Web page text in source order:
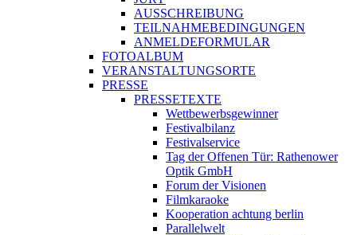
AUSSCHREIBUNG
TEILNAHMEBEDINGUNGEN
ANMELDEFORMULAR
FOTOALBUM
VERANSTALTUNGSORTE
PRESSE
PRESSETEXTE
Wettbewerbsgewinner
Festivalbilanz
Festivalservice
Tag der Offenen Tür: Rathenower
Optik GmbH
Forum der Visionen
Filmkaraoke
Kooperation achtung berlin
Parallelwelt